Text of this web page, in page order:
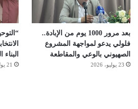
بعد مرور 1000 يوم من الإبادة..
فلولي يدعو لمواجهة المشروع
الصهيوني بالوعي والمقاطعة
23 يوليو، 2026 21 يوليو، 2026